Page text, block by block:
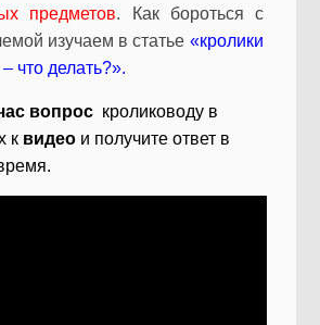
предметов. Как бороться с
изучаем в статье «кролики
– что делать?».
вопрос кролиководу в
к видео и получите ответ в